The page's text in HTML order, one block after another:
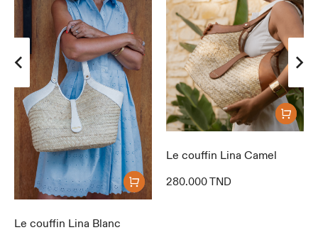
Le couffin Lina Blanc
Le couffin Lina Camel
280.000TND